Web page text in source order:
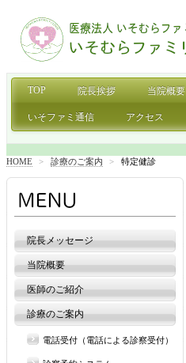
TOP 院長挨拶 当院概要
いそファミ通信 アクセス
HOME > 診療のご案内 > 特定健診
院長メッセージ
当院概要
医師のご紹介
診療のご案内
電話受付（電話による診察受付）